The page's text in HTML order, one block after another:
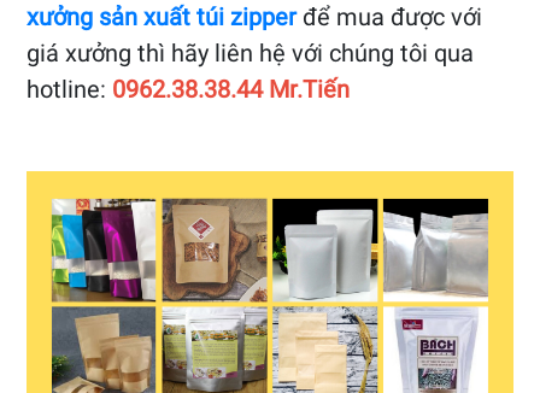
xưởng sản xuất túi zipperđể mua được với
giá xưởng thì hãy liên hệ với chúng tôi qua
hotline: 0962.38.38.44 Mr.Tiến